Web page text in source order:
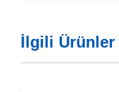
İlgili Ürünler